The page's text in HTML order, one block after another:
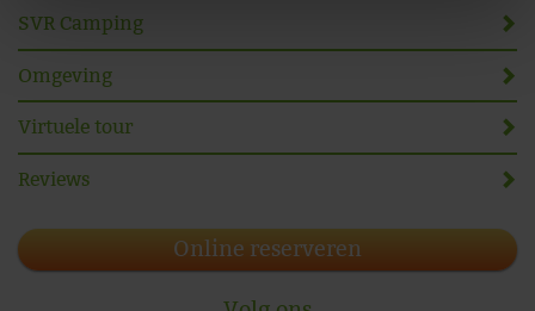
SVR Camping
Omgeving
Virtuele tour
Reviews
Online reserveren